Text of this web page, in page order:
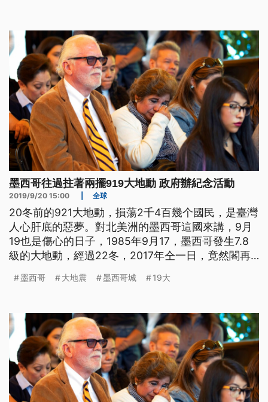
號發生大規模地震，造成共一萬多人喪生。今年
墨西哥往過拄著兩擺919大地動 政府辦紀念活動
2019/9/20 15:00 全球
20冬前的921大地動，損蕩2千4百幾个國民，是臺灣
人心肝底的惡夢。對北美洲的墨西哥這國來講，9月
19也是傷心的日子，1985年9月17，墨西哥發生7.8
級的大地動，經過22冬，2017年仝一日，竟然閣再
行緊急疏散的演習，就是望講提醒國民毋通袂記得持
號發生大規模地震，造成共一萬多人喪生。今年
墨西哥 大地震 墨西哥城 19大